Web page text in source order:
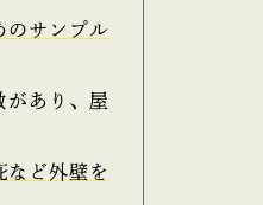
のサンプル
があり、屋
など外壁を